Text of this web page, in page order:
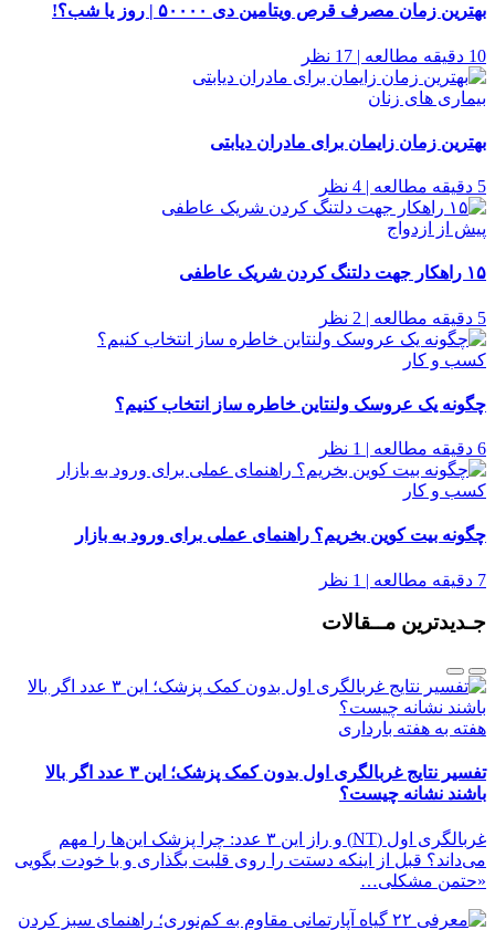
بهترین زمان مصرف قرص ویتامین دی ۵۰۰۰۰ | روز یا شب؟!
10 دقیقه مطالعه | 17 نظر
بیماری های زنان
بهترین زمان زایمان برای مادران دیابتی
5 دقیقه مطالعه | 4 نظر
پیش از ازدواج
۱۵ راهکار جهت دلتنگ کردن شریک عاطفی
5 دقیقه مطالعه | 2 نظر
کسب و کار
چگونه یک عروسک ولنتاین خاطره ساز انتخاب کنیم؟
6 دقیقه مطالعه | 1 نظر
کسب و کار
چگونه بیت کوین بخریم؟ راهنمای عملی برای ورود به بازار
7 دقیقه مطالعه | 1 نظر
جـدیدترین مــقالات
هفته به هفته بارداری
تفسیر نتایج غربالگری اول بدون کمک پزشک؛ این ۳ عدد اگر بالا
باشند نشانه چیست؟
غربالگری اول (NT) و راز این ۳ عدد: چرا پزشک این‌ها را مهم
می‌داند؟ قبل از اینکه دستت را روی قلبت بگذاری و با خودت بگویی
«حتمن مشکلی…